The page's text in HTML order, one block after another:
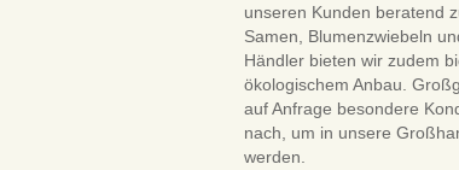
unseren Kunden beratend
Samen, Blumenzwiebeln
Händler bieten wir zudem
ökologischem Anbau.
auf Anfrage besondere
nach, um in unsere
werden.